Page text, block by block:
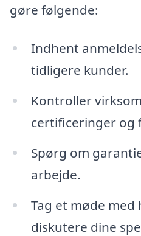
gøre følgende:
Indhent
tidligere kunder.
Kontroller
certificeringer og
Spørg om
arbejde.
Tag et møde
diskutere dine